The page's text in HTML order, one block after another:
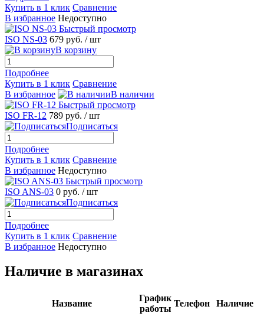
Купить в 1 клик Сравнение
В избранное Недоступно
Быстрый просмотр
ISO NS-03 679 руб. / шт
В корзину
Подробнее
Купить в 1 клик Сравнение
В избранное
В наличии
Быстрый просмотр
ISO FR-12 789 руб. / шт
Подписаться
Подробнее
Купить в 1 клик Сравнение
В избранное Недоступно
Быстрый просмотр
ISO ANS-03 0 руб. / шт
Подписаться
Подробнее
Купить в 1 клик Сравнение
В избранное Недоступно
Наличие в магазинах
Название
График
работы
Телефон
Наличие